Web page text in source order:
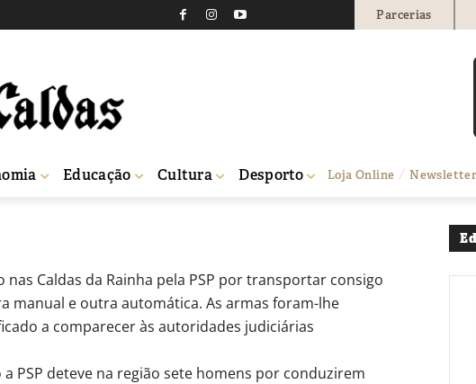
Parcerias
Educação Cultura Desporto Loja Online
anos detido nas Caldas
1041
Caldas da Rainha pela PSP por transportar consigo
manual e outra automática. As armas foram-lhe
a comparecer às autoridades judiciárias
a PSP deteve na região sete homens por conduzirem